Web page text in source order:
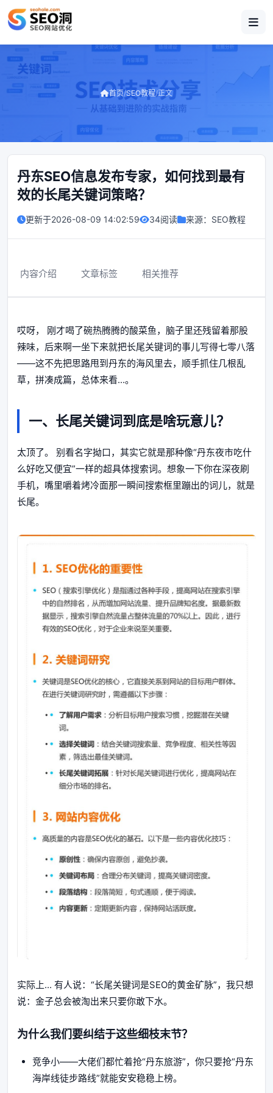
首页/SEO教程/正文
丹东SEO信息发布专家，如何找到最有
效的长尾关键词策略？
更新于2026-08-09 14:02:59 34阅读 来源： SEO教程
内容介绍 文章标签 相关推荐
哎呀， 刚才喝了碗热腾腾的酸菜鱼，脑子里还残留着那股
辣味，后来啊一坐下来就把长尾关键词的事儿写得七零八落
——这不先把思路甩到丹东的海风里去，顺手抓住几根乱
草，拼凑成篇，总体来看...。
一、 长尾关键词到底是啥玩意儿？
太顶了。 别看名字拗口，其实它就是那种像“丹东夜市吃什
么好吃又便宜”一样的超具体搜索词。想象一下你在深夜刷
手机，嘴里嚼着烤冷面那一瞬间搜索框里蹦出的词儿，就是
长尾。
实际上... 有人说：“长尾关键词是SEO的黄金矿脉”，我只想
说：金子总会被淘出来只要你敢下水。
为什么我们要纠结于这些细枝末节？
竞争小——大佬们都忙着抢“丹东旅游”，你只要抢“丹东
海岸线徒步路线”就能安安稳稳上榜。